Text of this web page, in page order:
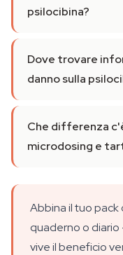
psilocibina?
Dove trovare
danno sulla
Che differenza
microdosing e
Abbina il tuo pack
quaderno o
vive il beneficio